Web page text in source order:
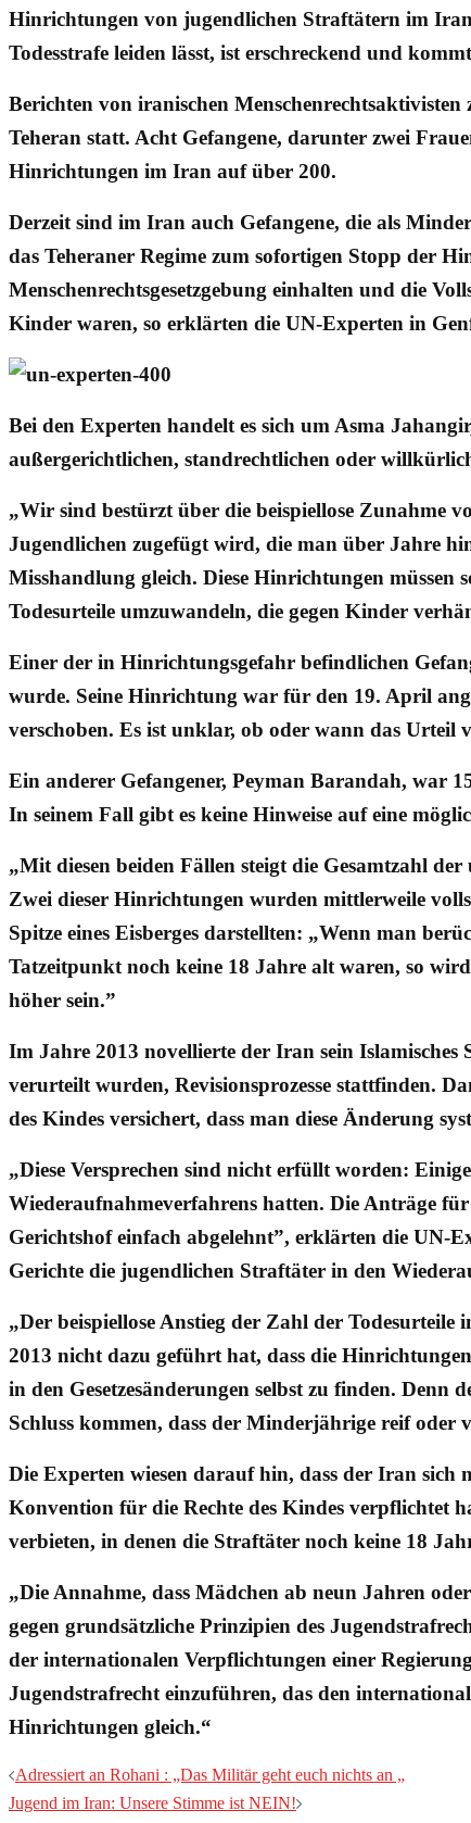
Hinrichtungen von jugendlichen Straftätern im
Todesstrafe leiden lässt, ist erschreckend und
Berichten von iranischen
Teheran statt. Acht Gefangene, darunter zwei
Hinrichtungen im Iran auf über 200.
Derzeit sind im Iran auch Gefangene, die als
das Teheraner Regime zum sofortigen Stopp der
Menschenrechtsgesetzgebung einhalten und die
Kinder waren, so erklärten die UN-Experten in
Bei den Experten handelt es sich um Asma
außergerichtlichen, standrechtlichen oder
„Wir sind bestürzt über die beispiellose Zunahme
Jugendlichen zugefügt wird, die man über Jahre
Misshandlung gleich. Diese Hinrichtungen
Todesurteile umzuwandeln, die gegen Kinder
Einer der in Hinrichtungsgefahr befindlichen
wurde. Seine Hinrichtung war für den 19. April
verschoben. Es ist unklar, ob oder wann das Urteil
Ein anderer Gefangener, Peyman Barandah, war
In seinem Fall gibt es keine Hinweise auf eine
„Mit diesen beiden Fällen steigt die Gesamtzahl
Zwei dieser Hinrichtungen wurden mittlerweile
Spitze eines Eisberges darstellten: „Wenn man
Tatzeitpunkt noch keine 18 Jahre alt waren, so
höher sein.”
Im Jahre 2013 novellierte der Iran sein
verurteilt wurden, Revisionsprozesse stattfinden.
des Kindes versichert, dass man diese Änderung
„Diese Versprechen sind nicht erfüllt worden:
Wiederaufnahmeverfahrens hatten. Die Anträge
Gerichtshof einfach abgelehnt”, erklärten die UN-
Gerichte die jugendlichen Straftäter in den
„Der beispiellose Anstieg der Zahl der
2013 nicht dazu geführt hat, dass die
in den Gesetzesänderungen selbst zu finden. Denn
Schluss kommen, dass der Minderjährige reif oder
Die Experten wiesen darauf hin, dass der Iran
Konvention für die Rechte des Kindes verpflichtet
verbieten, in denen die Straftäter noch keine 18
„Die Annahme, dass Mädchen ab neun Jahren
gegen grundsätzliche Prinzipien des
der internationalen Verpflichtungen einer
Jugendstrafrecht einzuführen, das den
Hinrichtungen gleich.“
Beitragsnavigation
Adressiert an Rohani : „Das Militär geht euch nichts an „
Jugend im Iran: Unsere Stimme ist NEIN!